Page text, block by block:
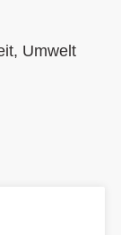
Umwelt